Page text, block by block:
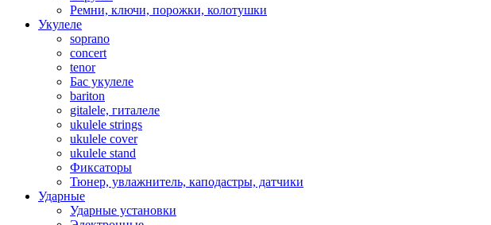
Ремни, ключи, порожки, колотушки
Укулеле
soprano
concert
tenor
Бас укулеле
bariton
gitalele, гиталеле
ukulele strings
ukulele cover
ukulele stand
Фиксаторы
Тюнер, увлажнитель, каподастры, датчики
Ударные
Ударные установки